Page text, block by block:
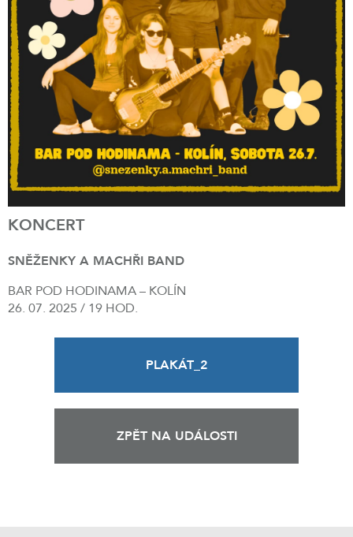
KONCERT
SNĚŽENKY A MACHŘI BAND
BAR POD HODINAMA – KOLÍN
26. 07. 2025 / 19 HOD.
PLAKÁT_2
ZPĚT NA UDÁLOSTI